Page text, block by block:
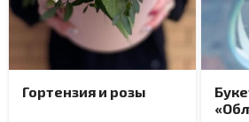
Гортензия и розы